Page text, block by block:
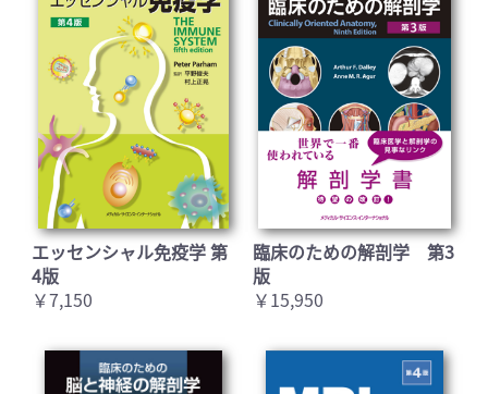
エッセンシャル免疫学 第
4版
￥7,150
臨床のための解剖学 第3
版
￥15,950